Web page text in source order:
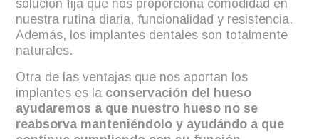
solución fija que nos proporciona comodidad en
nuestra rutina diaria, funcionalidad y resistencia.
Además, los implantes dentales son totalmente
naturales.
Otra de las ventajas que nos aportan los
implantes es la conservación del hueso
ayudaremos a que nuestro hueso no se
reabsorva manteniéndolo y ayudándo a que